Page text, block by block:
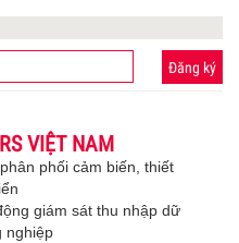
Đăng ký
VIỆT NAM
phối cảm biến, thiết
giám sát thu nhập dữ
nghiệp